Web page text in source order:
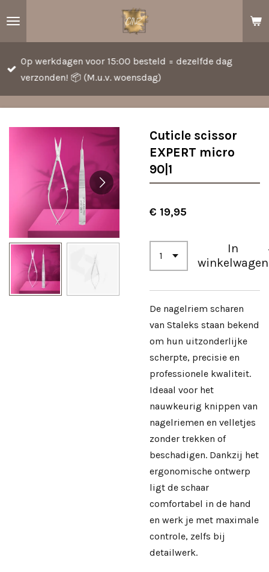
hoofdinhoud
Op werkdagen voor 15:00 besteld = dezelfde dag
verzonden! 📦 (M.u.v. woensdag)
Cuticle scissor
EXPERT micro
90|1
€ 19,95
In
winkelwagen
De nagelriem scharen
van Staleks staan bekend
om hun uitzonderlijke
scherpte, precisie en
professionele kwaliteit.
Ideaal voor het
nauwkeurig knippen van
nagelriemen en velletjes
zonder trekken of
beschadigen. Dankzij het
ergonomische ontwerp
ligt de schaar
comfortabel in de hand
en werk je met maximale
controle, zelfs bij
detailwerk.